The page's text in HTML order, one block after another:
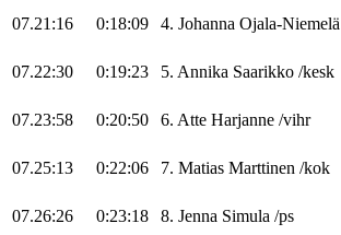
07.21:16 0:18:09 4. Johanna Ojala-Niemelä
07.22:30 0:19:23 5. Annika Saarikko /kesk
07.23:58 0:20:50 6. Atte Harjanne /vihr
07.25:13 0:22:06 7. Matias Marttinen /kok
07.26:26 0:23:18 8. Jenna Simula /ps